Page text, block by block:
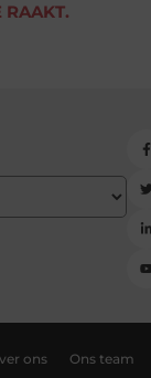
RAAKT.
ons Ons team